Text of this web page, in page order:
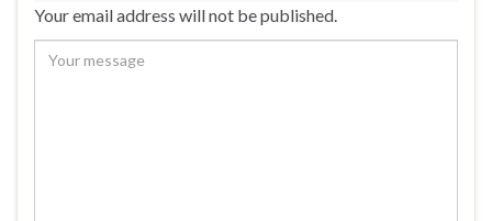
Your email address will not be published.